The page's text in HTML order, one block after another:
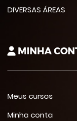
DIVERSAS ÁREAS
MINHA
Meus cursos
Minha conta